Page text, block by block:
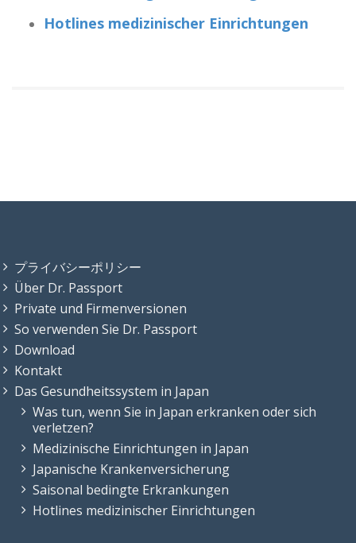
Hotlines medizinischer Einrichtungen
プライバシーポリシー
Über Dr. Passport
Private und Firmenversionen
So verwenden Sie Dr. Passport
Download
Kontakt
Das Gesundheitssystem in Japan
Was tun, wenn Sie in Japan erkranken oder sich
verletzen?
Medizinische Einrichtungen in Japan
Japanische Krankenversicherung
Saisonal bedingte Erkrankungen
Hotlines medizinischer Einrichtungen